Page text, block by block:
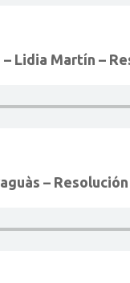
Lidia Martín –
–